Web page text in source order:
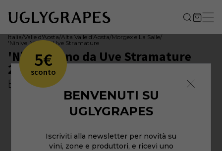
Italia/Valle d'Aosta/Alta Valle d'Aosta/Morgex e La Salle/
'Ninive' Vino da Uve Stramature
'Ninive' Vino da Uve Stramature
2022
Ermes Pavese
5€
sconto
BENVENUTI SU
UGLYGRAPES
Iscriviti alla newsletter per novità su
vini, zone e produttori, e ricevi uno